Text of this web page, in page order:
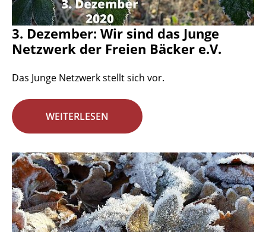
3. Dezember: Wir sind das Junge
Netzwerk der Freien Bäcker e.V.
Das Junge Netzwerk stellt sich vor.
WEITERLESEN